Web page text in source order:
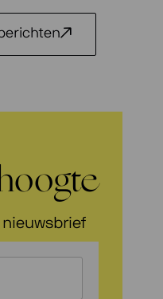
nieuwsbrief